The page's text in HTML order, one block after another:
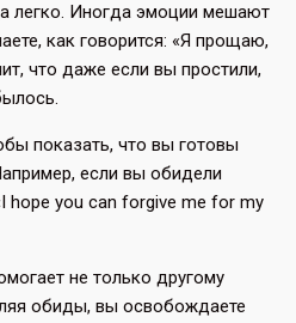
легко. Иногда эмоции мешают
как говорится: «Я прощаю,
что даже если вы простили,
показать, что вы готовы
если вы обидели
hope you can forgive me for my
не только другому
обиды, вы освобождаете